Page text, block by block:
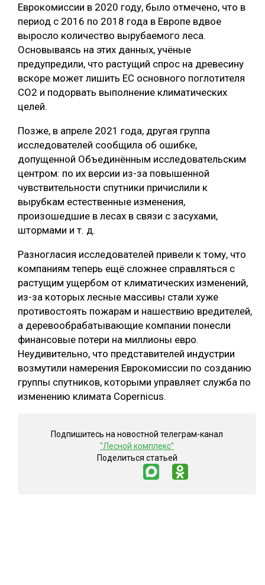
Еврокомиссии в 2020 году, было отмечено, что в
период с 2016 по 2018 года в Европе вдвое
выросло количество вырубаемого леса.
Основываясь на этих данных, учёные
предупредили, что растущий спрос на древесину
вскоре может лишить ЕС основного поглотителя
CO2 и подорвать выполнение климатических
целей.
Позже, в апреле 2021 года, другая группа
исследователей сообщила об ошибке,
допущенной Объединённым исследовательским
центром: по их версии из-за повышенной
чувствительности спутники причислили к
вырубкам естественные изменения,
произошедшие в лесах в связи с засухами,
штормами и т. д.
Разногласия исследователей привели к тому, что
компаниям теперь ещё сложнее справляться с
растущим ущербом от климатических изменений,
из-за которых лесные массивы стали хуже
противостоять пожарам и нашествию вредителей,
а деревообрабатывающие компании понесли
финансовые потери на миллионы евро.
Неудивительно, что представителей индустрии
возмутили намерения Еврокомиссии по созданию
группы спутников, которыми управляет служба по
изменению климата Copernicus.
Подпишитесь на новостной телеграм-канал
"Лесной комплекс"
Поделиться статьей